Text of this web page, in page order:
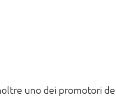
uno dei promotori